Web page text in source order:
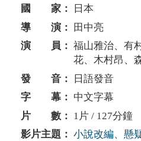
國 家：
日本
導 演：
田中亮
演 員： 福山雅治、有
花、木村昂、
發 音：
日語發音
字 幕： 中文字幕
片 數： 1片 / 127分鐘
影片主題： 小說改編、懸